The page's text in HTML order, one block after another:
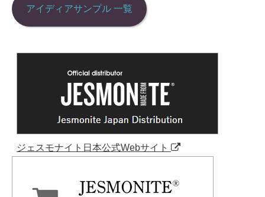
アイディアサンプル 一覧
ジェスモナイト日本公式Webサイト